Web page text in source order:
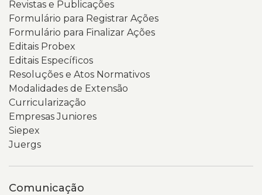
Revistas e Publicações
Formulário para Registrar Ações
Formulário para Finalizar Ações
Editais Probex
Editais Específicos
Resoluções e Atos Normativos
Modalidades de Extensão
Curricularização
Empresas Juniores
Siepex
Juergs
Comunicação